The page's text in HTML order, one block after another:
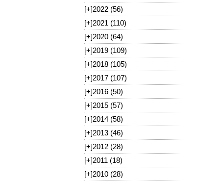
[+]2022 (56)
[+]2021 (110)
[+]2020 (64)
[+]2019 (109)
[+]2018 (105)
[+]2017 (107)
[+]2016 (50)
[+]2015 (57)
[+]2014 (58)
[+]2013 (46)
[+]2012 (28)
[+]2011 (18)
[+]2010 (28)